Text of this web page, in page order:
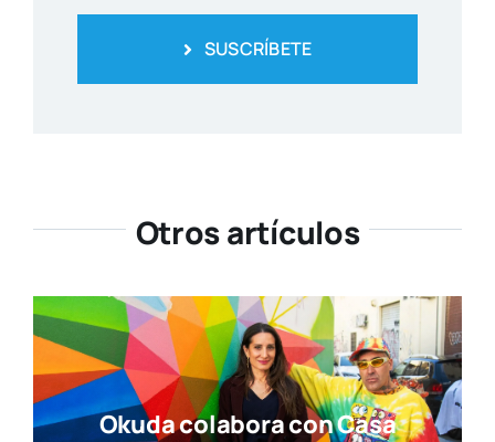
SUSCRÍBETE
Otros artículos
Okuda colabora con Casa